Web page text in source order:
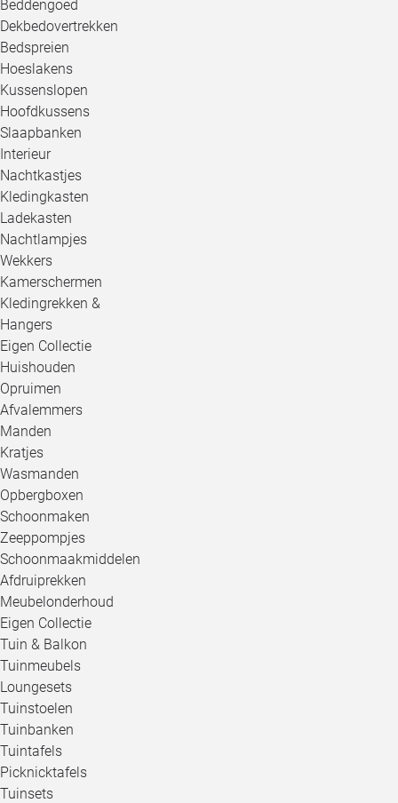
Beddengoed
Dekbedovertrekken
Bedspreien
Hoeslakens
Kussenslopen
Hoofdkussens
Slaapbanken
Interieur
Nachtkastjes
Kledingkasten
Ladekasten
Nachtlampjes
Wekkers
Kamerschermen
Kledingrekken &
Hangers
Eigen Collectie
Huishouden
Opruimen
Afvalemmers
Manden
Kratjes
Wasmanden
Opbergboxen
Schoonmaken
Zeeppompjes
Schoonmaakmiddelen
Afdruiprekken
Meubelonderhoud
Eigen Collectie
Tuin & Balkon
Tuinmeubels
Loungesets
Tuinstoelen
Tuinbanken
Tuintafels
Picknicktafels
Tuinsets